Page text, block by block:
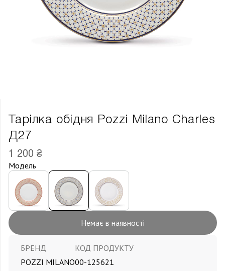
Тарілка обідня Pozzi Milano Charles
Д27
1 200 ₴
Модель
Немає в наявності
БРЕНД
POZZI MILANO
КОД ПРОДУКТУ
00-125621